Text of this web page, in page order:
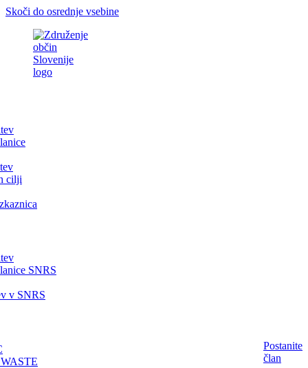
Skoči do osrednje vsebine
cilji
SNRS
v SNRS
Postanite
član